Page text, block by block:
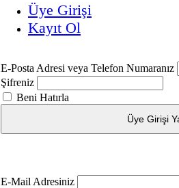
Üye Girişi
Kayıt Ol
E-Posta Adresi veya Telefon Numaranız
Şifreniz
Beni Hatırla
Üye Girişi
E-Mail Adresiniz